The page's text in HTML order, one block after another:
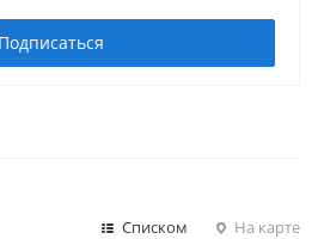
Подписаться
Списком На карте